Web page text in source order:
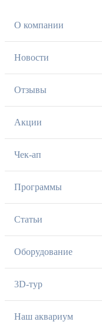
О компании
Новости
Отзывы
Акции
Чек-ап
Программы
Статьи
Оборудование
3D-тур
Наш аквариум